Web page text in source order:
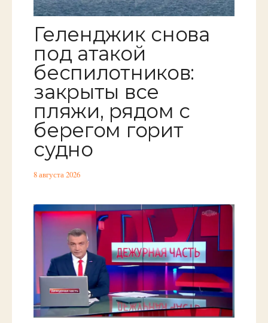
Геленджик снова
под атакой
беспилотников:
закрыты все
пляжи, рядом с
берегом горит
судно
8 августа 2026